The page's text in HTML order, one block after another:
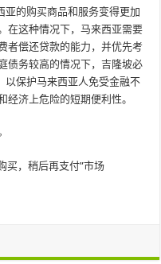
亚的购买商品和服务变得更加
在这种情况下，马来西亚需要
者偿还贷款的能力，并优先考
债务较高的情况下，吉隆坡必
以保护马来西亚人免受金融不
济上危险的短期便利性。
买，稍后再支付”市场